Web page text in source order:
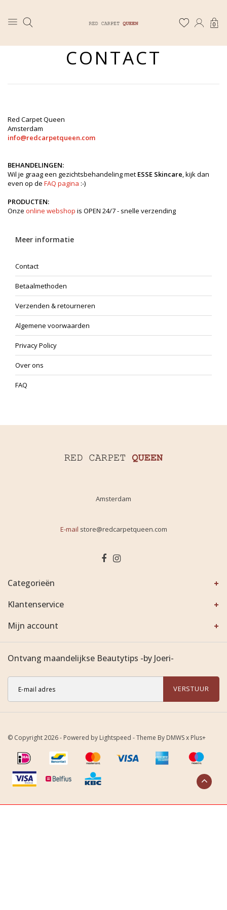
0
CONTACT
Red Carpet Queen
Amsterdam
info@redcarpetqueen.com
BEHANDELINGEN:
Wil je graag een gezichtsbehandeling met ESSE Skincare, kijk dan
even op de FAQ pagina :-)
PRODUCTEN:
Onze online webshop is OPEN 24/7 - snelle verzending
Meer informatie
Contact
Betaalmethoden
Verzenden & retourneren
Algemene voorwaarden
Privacy Policy
Over ons
FAQ
Amsterdam
E-mail store@redcarpetqueen.com
Categorieën
Klantenservice
Mijn account
Ontvang maandelijkse Beautytips -by Joeri-
VERSTUUR
© Copyright 2026 - Powered by Lightspeed - Theme By DMWSx Plus+